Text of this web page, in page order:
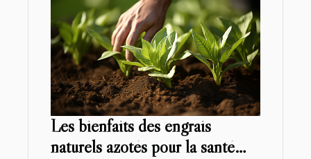
Les bienfaits des engrais
naturels azotés pour la santé